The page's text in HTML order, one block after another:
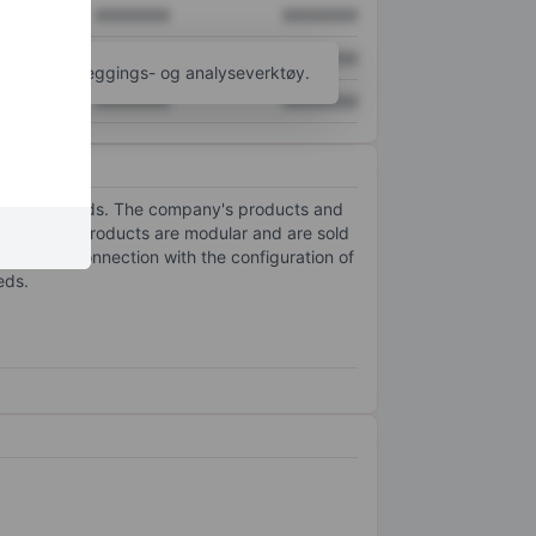
XXXXXXX XXXXXXX
flere kartleggings- og analyseverktøy.
payloads. The company's products and
Its products are modular and are sold
In connection with the configuration of